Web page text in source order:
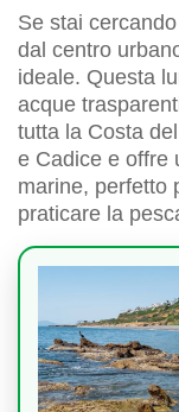
Se stai
dal centro
ideale. Questa
acque
tutta la Costa
e Cadice e offre
marine, perfetto
praticare la